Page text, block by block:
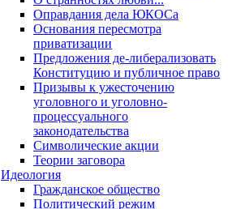
Оправдания дела ЮКОСа
Основания пересмотра
приватизации
Предложения де-либерализовать
Конституцию и публичное право
Призывы к ужесточению
уголовного и уголовно-
процессуального
законодательства
Символические акции
Теории заговора
Идеология
Гражданское общество
Политический режим